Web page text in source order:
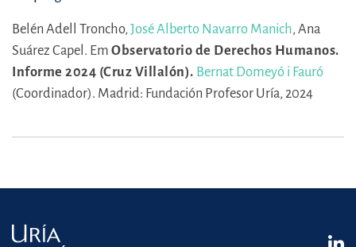
Belén Adell Troncho, José Alberto Navarro Manich, Ana
Suárez Capel. Em Observatorio de Derechos Humanos.
Informe 2024 (Cruz Villalón). Bernat Domeyó i Fauró
(Coordinador). Madrid: Fundación Profesor Uría, 2024